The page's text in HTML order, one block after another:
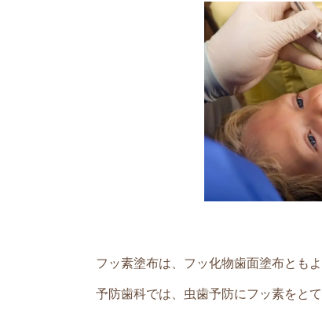
フッ素塗布は、フッ化物歯面塗布とも
予防歯科では、虫歯予防にフッ素をと